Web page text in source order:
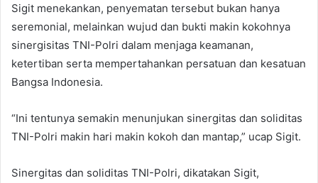
Sigit menekankan, penyematan tersebut bukan hanya
seremonial, melainkan wujud dan bukti makin kokohnya
sinergisitas TNI-Polri dalam menjaga keamanan,
ketertiban serta mempertahankan persatuan dan kesatuan
Bangsa Indonesia.
“Ini tentunya semakin menunjukan sinergitas dan soliditas
TNI-Polri makin hari makin kokoh dan mantap,” ucap Sigit.
Sinergitas dan soliditas TNI-Polri, dikatakan Sigit,